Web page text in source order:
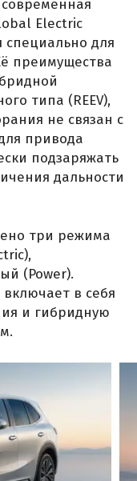
современная
Electric
специально для
преимущества
типа (REEV),
не связан с
привода
подзаряжать
дальности
три режима
(Power).
включает в себя
и гибридную